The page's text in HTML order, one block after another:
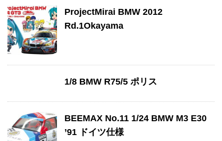
ProjectMirai BMW 2012
Rd.1Okayama
1/8 BMW R75/5 ポリス
BEEMAX No.11 1/24 BMW M3 E30
’91 ドイツ仕様